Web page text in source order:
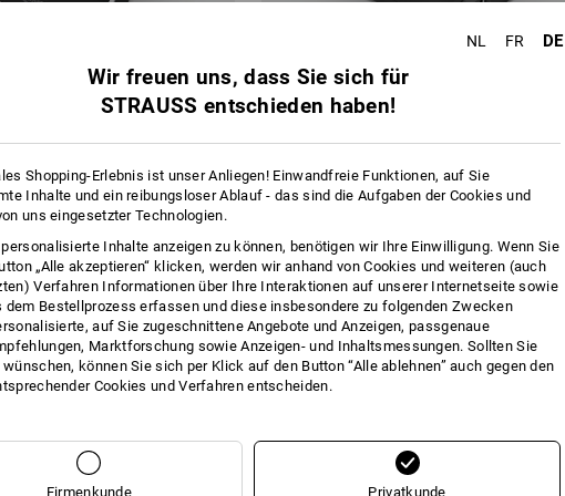
Comfort Multi
6 Stück 1 Variante
NEU
ab € 28,92
(m. MwSt.) ab 3 Stück
Sie haben sich bereits 3 von 3 Artikeln angesehen.
NL FR DE
Wir freuen uns, dass Sie sich für
STRAUSS entschieden haben!
Shopping-Erlebnis ist unser Anliegen! Einwandfreie Funktionen, auf Sie
Inhalte und ein reibungsloser Ablauf - das sind die Aufgaben der Cookies und
uns eingesetzter Technologien.
Inhalte anzeigen zu können, benötigen wir Ihre Einwilligung. Wenn Sie
„Alle akzeptieren“ klicken, werden wir anhand von Cookies und weiteren (auch
Verfahren Informationen über Ihre Interaktionen auf unserer Internetseite sowie
dem Bestellprozess erfassen und diese insbesondere zu folgenden Zwecken
auf Sie zugeschnittene Angebote und Anzeigen, passgenaue
Marktforschung sowie Anzeigen- und Inhaltsmessungen. Sollten Sie
können Sie sich per Klick auf den Button “Alle ablehnen” auch gegen den
Cookies und Verfahren entscheiden.
Firmenkunde Privatkunde